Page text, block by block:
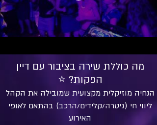
מה כוללת שירה בציבור עם דיין
הפקות? ⭐
הנחיה מוזיקלית מקצועית שמובילה את הקהל
ליווי חי (גיטרה/קלידים/הרכב) בהתאם לאופי
האירוע